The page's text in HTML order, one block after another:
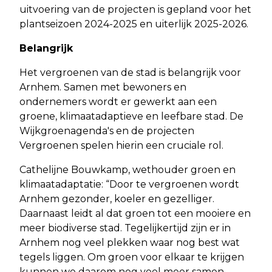
uitvoering van de projecten is gepland voor het
plantseizoen 2024-2025 en uiterlijk 2025-2026.
Belangrijk
Het vergroenen van de stad is belangrijk voor
Arnhem. Samen met bewoners en
ondernemers wordt er gewerkt aan een
groene, klimaatadaptieve en leefbare stad. De
Wijkgroenagenda's en de projecten
Vergroenen spelen hierin een cruciale rol.
Cathelijne Bouwkamp, wethouder groen en
klimaatadaptatie: “Door te vergroenen wordt
Arnhem gezonder, koeler en gezelliger.
Daarnaast leidt al dat groen tot een mooiere en
meer biodiverse stad. Tegelijkertijd zijn er in
Arnhem nog veel plekken waar nog best wat
tegels liggen. Om groen voor elkaar te krijgen